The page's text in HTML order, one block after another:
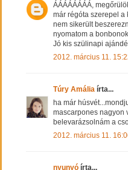
ÁÁÁÁÁÁÁÁ,
már régóta szerepel a
nem sikerült
nyomatom a
Jó kis szülinapi
2012. március 11.
Túry Amália írta...
ha már
mascarpones nagyon
belevarázsolnám a
2012. március 11.
nyunyó írta...